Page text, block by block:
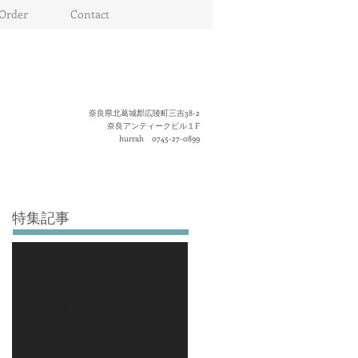
Contact
奈良県北葛城郡広陵町三吉38-2
奈良アンティークビル１F
hurrah 0745-27-0899
特集記事